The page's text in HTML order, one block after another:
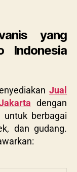
yang
Indonesia
Jual
dengan
untuk berbagai
dan gudang.